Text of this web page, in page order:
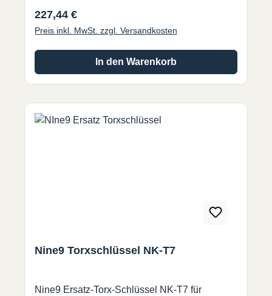
Regulärer Preis:
227,44 €
Preis inkl. MwSt. zzgl. Versandkosten
In den Warenkorb
Nine9 Torxschlüssel NK-T7
Nine9 Ersatz-Torx-Schlüssel NK-T7 für